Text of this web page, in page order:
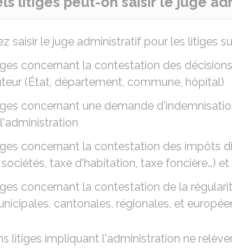
saisir le juge administratif pour les litiges
concernant la contestation des
(État, département, commune, hôpital)
concernant une demande
concernant la contestation des impôts
sociétés, taxe d'habitation, taxe foncière…) et
concernant la contestation de la
cantonales, régionales, et
litiges impliquant l'administration ne